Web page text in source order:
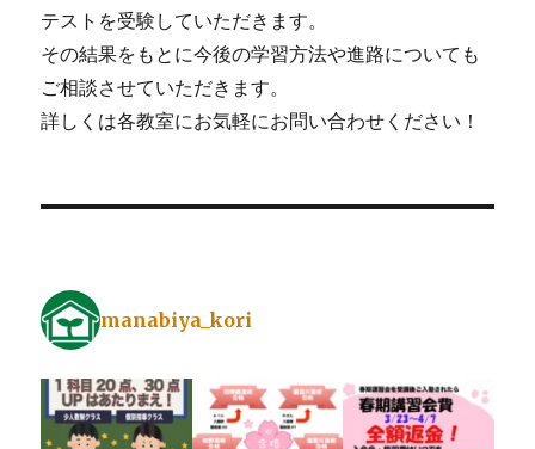
テストを受験していただきます。
その結果をもとに今後の学習方法や進路についても
ご相談させていただきます。
詳しくは各教室にお気軽にお問い合わせください！
manabiya_kori